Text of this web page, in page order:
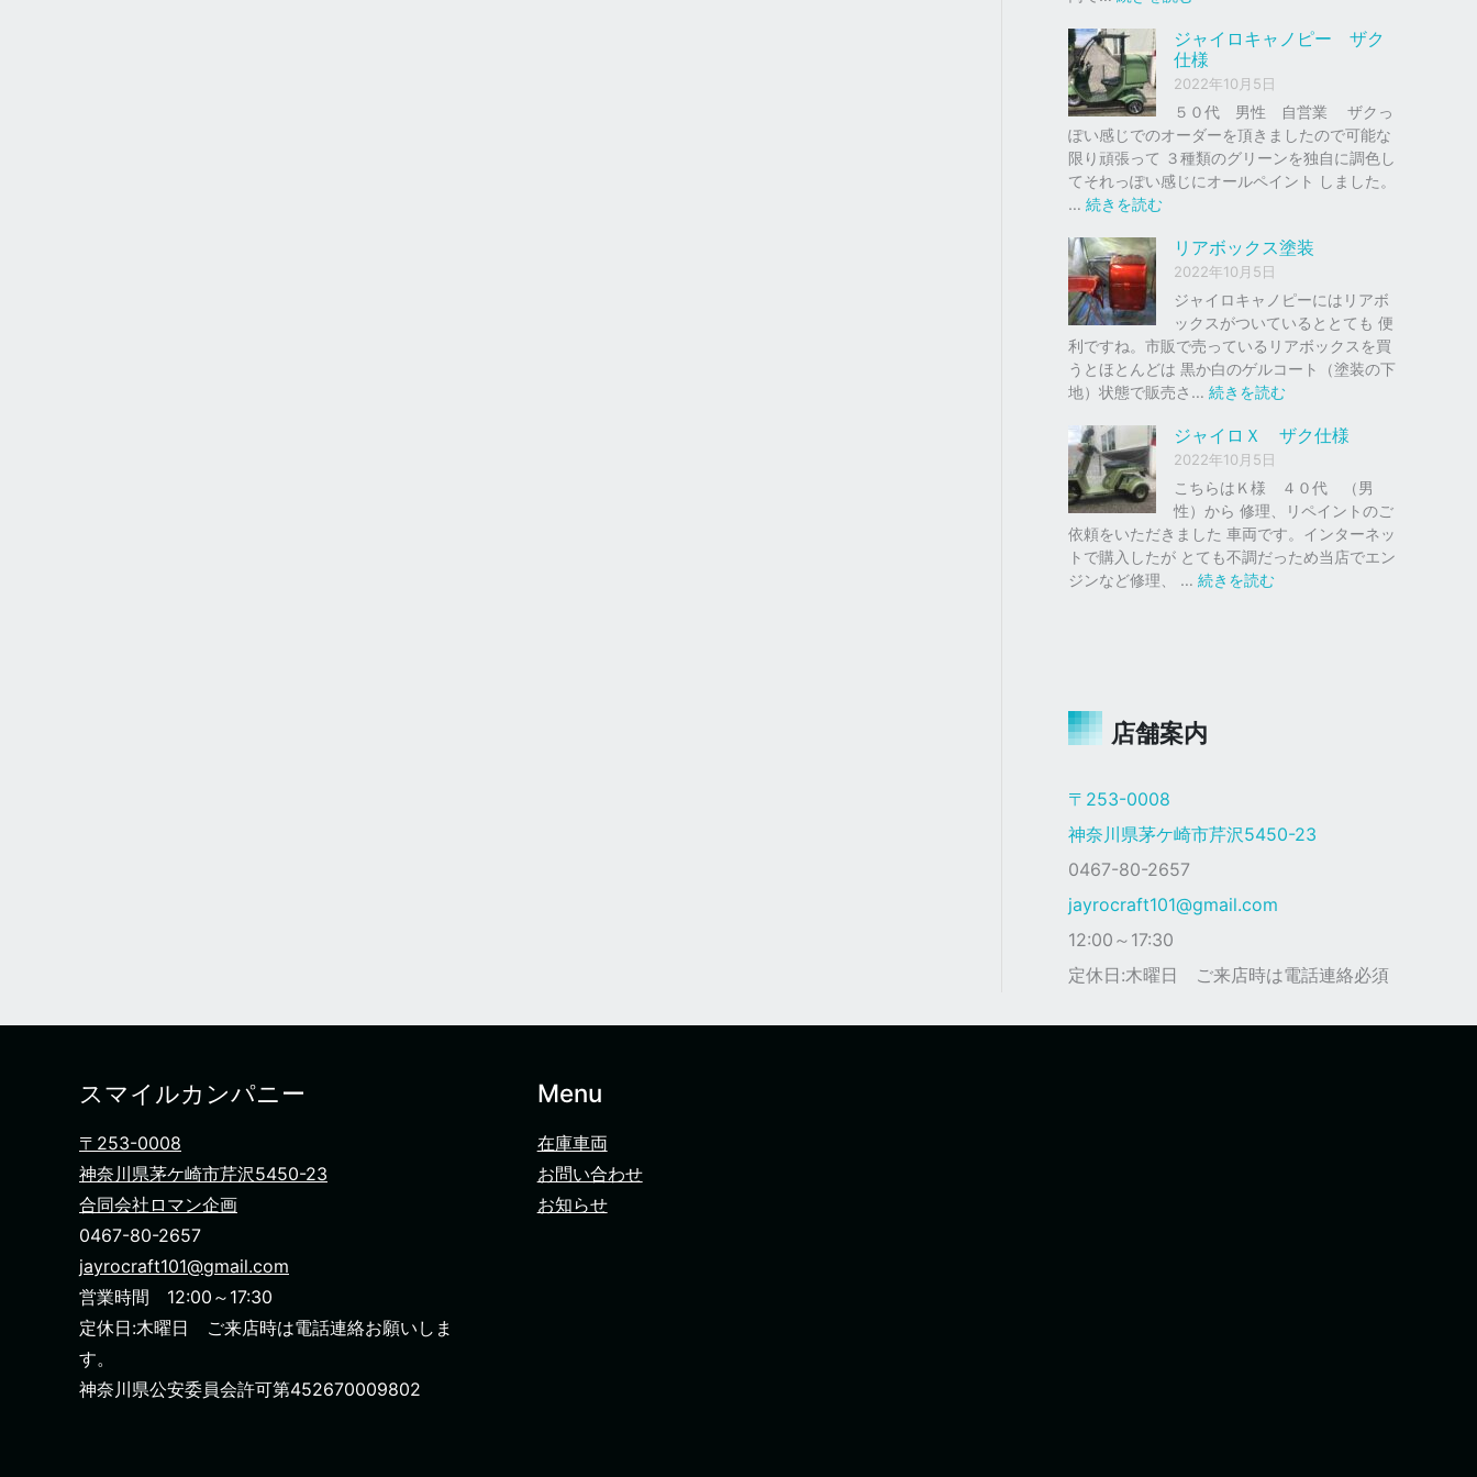
、
車
の
下
取
り
、
買
を
は
じ
め
ま
し
た
ャ
イ
ロ
Ｘ
ソ
リ
レ
ッ
ド
ジャイロキャノピー ザク
仕様
2022年10月5日
５０代 男性 自営業 ザクっ
ぽい感じでのオーダーを頂きましたので可能な
限り頑張って ３種類のグリーンを独自に調色し
てそれっぽい感じにオールペイント しました。
… 続きを読む:
イ
ロ
キ
ャ
ノ
ピ
ザ
仕
様
リアボックス塗装
2022年10月5日
ジャイロキャノピーにはリアボ
ックスがついているととても 便
利ですね。市販で売っているリアボックスを買
うとほとんどは 黒か白のゲルコート（塗装の下
地）状態で販売さ… 続きを読む:
ア
ッ
ク
ス
塗
ジャイロＸ ザク仕様
2022年10月5日
こちらはＫ様 ４０代 （男
性）から 修理、リペイントのご
依頼をいただきました 車両です。インターネッ
トで購入したが とても不調だっため当店でエン
ジンなど修理、 … 続きを読む:
店舗案内
〒253-0008
神奈川県茅ケ崎市芹沢5450-23
0467-80-2657
jayrocraft101@gmail.com
12:00～17:30
定休日:木曜日 ご来店時は電話連絡必須
スマイルカンパニー
〒253-0008
神奈川県茅ケ崎市芹沢5450-23
合同会社ロマン企画
0467-80-2657
jayrocraft101@gmail.com
営業時間 12:00～17:30
定休日:木曜日 ご来店時は電話連絡お願いしま
す。
神奈川県公安委員会許可第452670009802
Menu
在庫車両
お問い合わせ
お知らせ